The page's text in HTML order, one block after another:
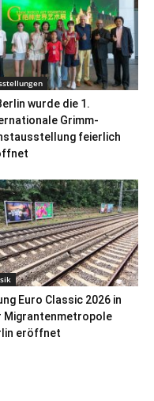
wurde die 1.
Grimm-
feierlich
Euro Classic 2026 in
Migrantenmetropole
eröffnet